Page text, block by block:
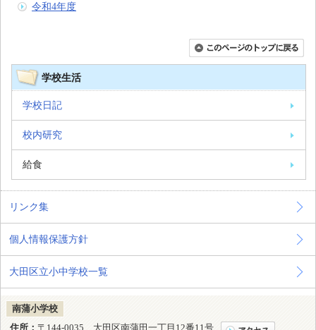
令和4年度
学校生活
学校日記
校内研究
給食
リンク集
個人情報保護方針
大田区立小中学校一覧
南蒲小学校
住所： 〒144-0035 大田区南蒲田一丁目12番11号